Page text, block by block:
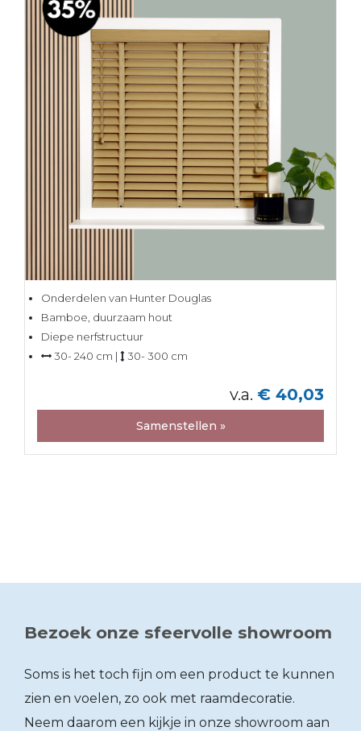
Onderdelen van Hunter Douglas
Bamboe, duurzaam hout
Diepe nerfstructuur
30- 240 cm |
30- 300 cm
v.a. € 40,03
Samenstellen »
Bezoek onze sfeervolle showroom
Soms is het toch fijn om een product te kunnen
zien en voelen, zo ook met raamdecoratie.
Neem daarom een kijkje in onze showroom aan